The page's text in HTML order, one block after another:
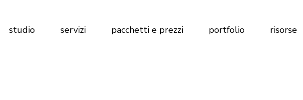
studio servizi pacchetti e prezzi portfolio risorse